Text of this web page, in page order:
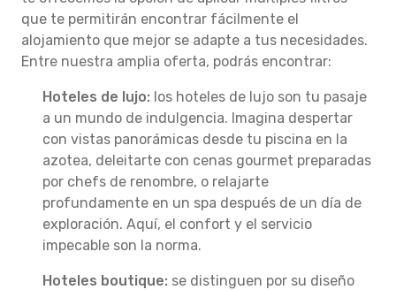
que te permitirán encontrar fácilmente el
alojamiento que mejor se adapte a tus necesidades.
Entre nuestra amplia oferta, podrás encontrar:
Hoteles de lujo: los hoteles de lujo son tu pasaje
a un mundo de indulgencia. Imagina despertar
con vistas panorámicas desde tu piscina en la
azotea, deleitarte con cenas gourmet preparadas
por chefs de renombre, o relajarte
profundamente en un spa después de un día de
exploración. Aquí, el confort y el servicio
impecable son la norma.
Hoteles boutique: se distinguen por su diseño